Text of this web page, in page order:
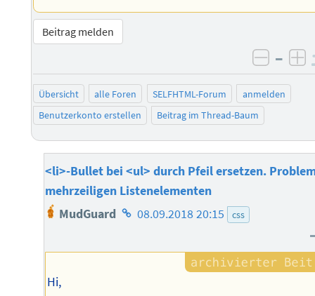
Beitrag melden
–
Übersicht alle Foren SELFHTML-Forum
anmelden
Benutzerkonto erstellen
Beitrag im Thread-Baum
<li>-Bullet bei <ul> durch Pfeil ersetzen.
mehrzeiligen Listenelementen
MudGuard Homepage
Autors
08.09.2018 20:15 css
Hi,